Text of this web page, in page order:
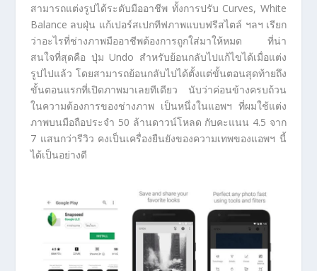
สามารถแต่งรูปได้ระดับมืออาชีพ ทั้งการปรับ Curves, White
Balance ลบฝุ่น แก้เปอร์สเปกทีฟภาพแบบฟรีสไตล์ ฯลฯ เรียก
ว่าอะไรที่ช่างภาพมืออาชีพต้องการถูกใส่มาให้หมด ที่น่า
สนใจที่สุดคือ ปุ่ม Undo สำหรับย้อนกลับไปแก้ไขได้เมื่อแต่ง
รูปไปแล้ว โดยสามารถย้อนกลับไปได้ตั้งแต่ขั้นตอนสุดท้ายถึง
ขั้นตอนแรกที่เปิดภาพมาเลยทีเดียว นับว่าค่อนข้างครบถ้วน
ในความต้องการของช่างภาพ เป็นหนึ่งในแอพฯ ที่ผมใช้แต่ง
ภาพบนมือถือประจำ 50 ล้านดาวน์โหลด กับคะแนน 4.5 จาก
7 แสนกว่ารีวิว คงเป็นเครื่องยืนยังของความเทพของแอพฯ นี้
ได้เป็นอย่างดี